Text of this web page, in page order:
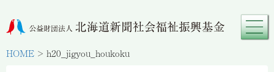
HOME > h20_jigyou_houkoku